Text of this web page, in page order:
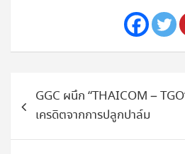
เรื่องGGC ผนึก “THAICOM –
เครดิตจากการปลูกปาล์ม